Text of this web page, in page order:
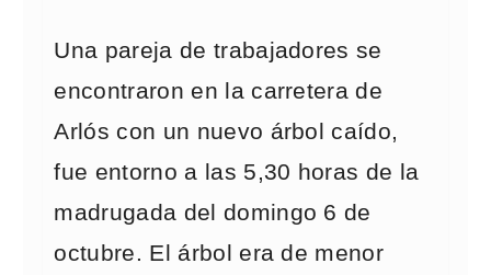
Una pareja de trabajadores se
encontraron en la carretera de
Arlós con un nuevo árbol caído,
fue entorno a las 5,30 horas de la
madrugada del domingo 6 de
octubre. El árbol era de menor